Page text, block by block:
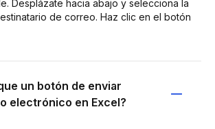
Desplázate hacia abajo y selecciona la
de correo. Haz clic en el botón
un botón de enviar
electrónico en Excel?